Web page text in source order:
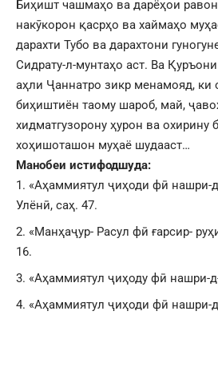
Биҳишт чашмаҳо ва дарёҳои
накӯкорон қасрҳо ва хаймаҳо
дарахти Тубо ва дарахтони
Сидрату-л-мунтаҳо аст. Ва
аҳли Ҷаннатро зикр менамояд, ки
биҳиштиён таому шароб, май,
хидматгузорону ҳурон ва охирину
хоҳишоташон муҳаё шудааст…
Манобеи истифодшуда:
«Аҳаммиятул ҷиҳоди фӣ нашри-
Улёнӣ, саҳ. 47.
«Манҳаҷур- Расул фӣ ғарсир-
16.
«Аҳаммиятул ҷиҳоду фӣ нашри-
«Аҳаммиятул ҷиҳоди фӣ нашри-